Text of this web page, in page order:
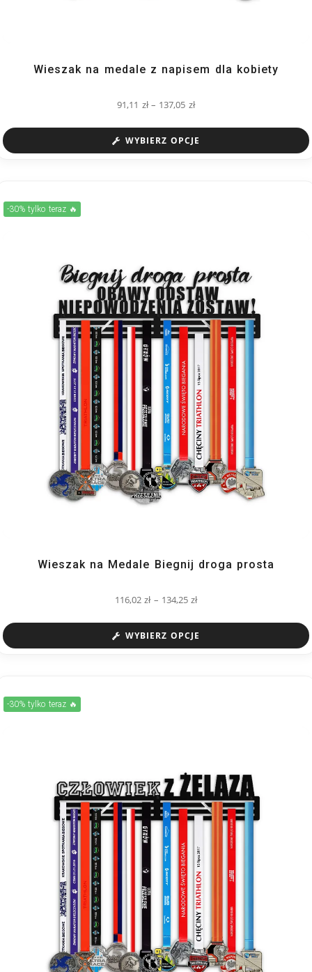
Wieszak na medale z napisem dla kobiety
91,11 zł – 137,05 zł
WYBIERZ OPCJE
-30% tylko teraz 🔥
Wieszak na Medale Biegnij droga prosta
116,02zł – 134,25zł
WYBIERZ OPCJE
-30% tylko teraz 🔥